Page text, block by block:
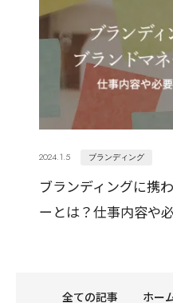
2024.1.5 ブランディング
ブランディングに携
ーとは？仕事内容や
全ての記事 ホー